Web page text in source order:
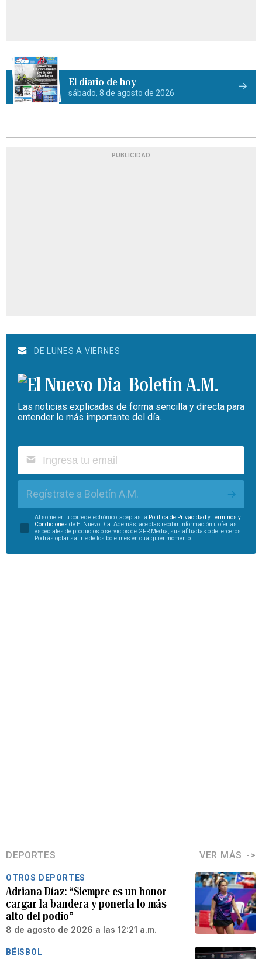
El diario de hoy
sábado, 8 de agosto de 2026
PUBLICIDAD
DE LUNES A VIERNES
Boletín A.M.
Las noticias explicadas de forma sencilla y directa para
entender lo más importante del día.
Regístrate a Boletín A.M.
Al someter tu correo electrónico, aceptas la Política de Privacidad yTérminos y
Condiciones de El Nuevo Día. Además, aceptas recibir información u ofertas
especiales de productos o servicios de GFR Media, sus afiliadas o de terceros.
Podrás optar salirte de los boletines en cualquier momento.
DEPORTES VER MÁS
OTROS DEPORTES
Adriana Díaz: “Siempre es un honor
cargar la bandera y ponerla lo más
alto del podio”
8 de agosto de 2026 a las 12:21 a.m.
BÉISBOL